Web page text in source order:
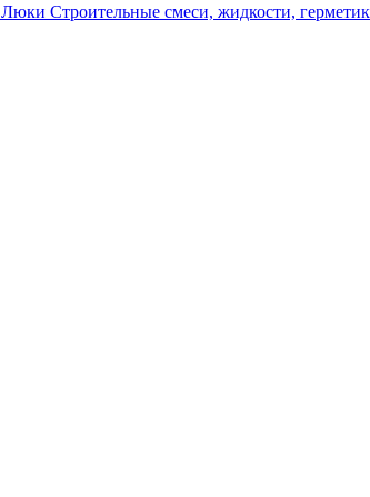
Люки Строительные смеси, жидкости,